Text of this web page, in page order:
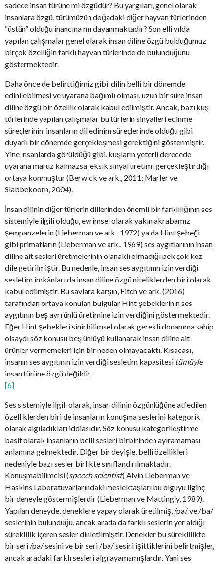
sadece insan türüne mi özgüdür? Bu yargıları, genel olarak
insanlara özgü, türümüzün doğadaki diğer hayvan türlerinden
“üstün” olduğu inancına mı dayanmaktadır? Son elli yılda
yapılan çalışmalar genel olarak insan diline özgü bulduğumuz
birçok özelliğin farklı hayvan türlerinde de bulunduğunu
göstermektedir.
Daha önce de belirttiğimiz gibi, dilin belli bir dönemde
edinilebilmesi ve uyarana bağımlı olması, uzun bir süre insan
diline özgü bir özellik olarak kabul edilmiştir. Ancak, bazı kuş
türlerinde yapılan çalışmalar bu türlerin sinyalleri edinme
süreçlerinin, insanların dil edinim süreçlerinde olduğu gibi
duyarlı bir dönemde gerçekleşmesi gerektiğini göstermiştir.
Yine insanlarda görüldüğü gibi, kuşların yeterli derecede
uyarana maruz kalmazsa, eksik sinyal üretimi gerçekleştirdiği
ortaya konmuştur (Berwick ve ark., 2011; Marler ve
Slabbekoorn, 2004).
İnsan dilinin diğer türlerin dillerinden önemli bir farklılığının ses
sistemiyle ilgili olduğu, evrimsel olarak yakın akrabamız
şempanzelerin (Lieberman ve ark., 1972) ya da Hint şebeği
gibi primatların (Lieberman ve ark., 1969) ses aygıtlarının insan
diline ait sesleri üretmelerinin olanaklı olmadığı pek çok kez
dile getirilmiştir. Bu nedenle, insan ses aygıtının izin verdiği
sesletim imkânları da insan diline özgü niteliklerden biri olarak
kabul edilmiştir. Bu savlara karşın, Fitch ve ark. (2016)
tarafından ortaya konulan bulgular Hint şebeklerinin ses
aygıtının beş ayrı ünlü üretimine izin verdiğini göstermektedir.
Eğer Hint şebekleri sinirbilimsel olarak gerekli donanıma sahip
olsaydı söz konusu beş ünlüyü kullanarak insan diline ait
ürünler vermemeleri için bir neden olmayacaktı. Kısacası,
insanın ses aygıtının izin verdiği sesletim kapasitesi tümüyle
insan türüne özgü değildir.
[6]
Ses sistemiyle ilgili olarak, insan dilinin özgünlüğüne atfedilen
özelliklerden biri de insanların konuşma seslerini kategorik
olarak algıladıkları iddiasıdır. Söz konusu kategorileştirme
basit olarak insanların belli sesleri birbirinden ayıramaması
anlamına gelmektedir. Diğer bir deyişle, belli özellikleri
nedeniyle bazı sesler birlikte sınıflandırılmaktadır.
Konuşmabilimcisi (speech scientist) Alvin Lieberman ve
Haskins Laboratuvarlarındaki meslektaşları bu olguyu ilginç
bir deneyle göstermişlerdir (Lieberman ve Mattingly, 1989).
Yapılan deneyde, deneklere yapay olarak üretilmiş, /pa/ ve /ba/
seslerinin bulunduğu, ancak arada da farklı seslerin yer aldığı
süreklilik içeren sesler dinletilmiştir. Denekler bu süreklilikte
bir seri /pa/ sesini ve bir seri /ba/ sesini işittiklerini belirtmişler,
ancak aradaki farklı sesleri algılayamamışlardır. Yani ses